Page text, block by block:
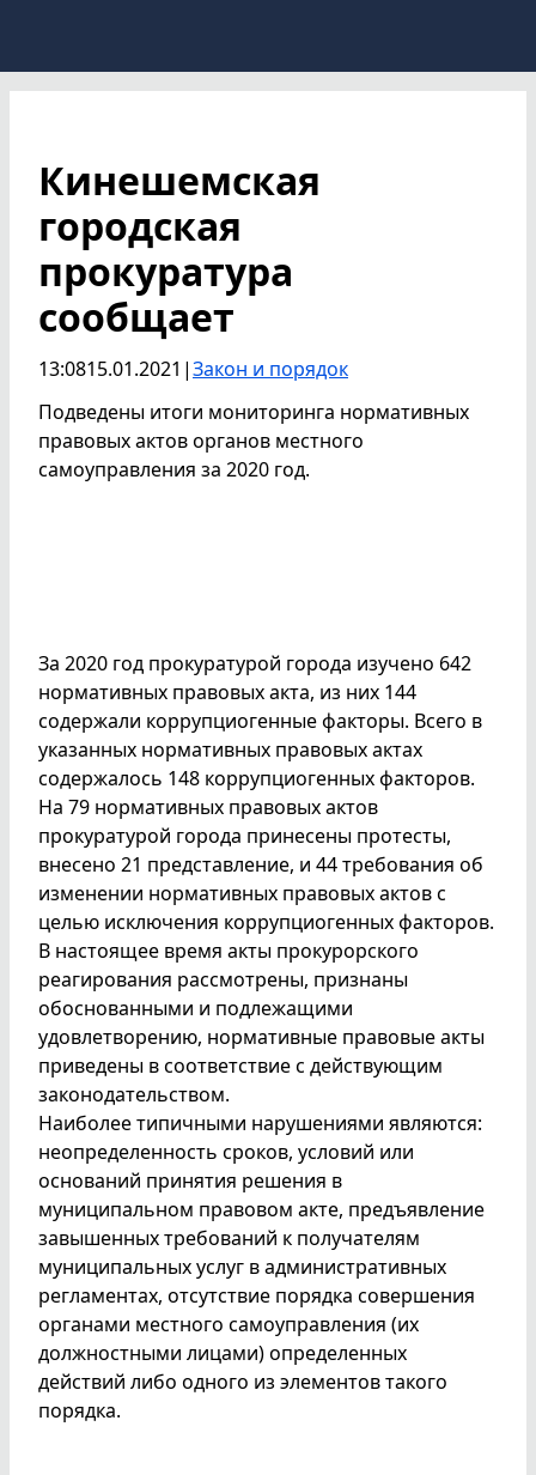
Кинешемская
городская
прокуратура
сообщает
13:0815.01.2021 |Закон и порядок
Подведены итоги мониторинга нормативных
правовых актов органов местного
самоуправления за 2020 год.
За 2020 год прокуратурой города изучено 642
нормативных правовых акта, из них 144
содержали коррупциогенные факторы. Всего в
указанных нормативных правовых актах
содержалось 148 коррупциогенных факторов.
На 79 нормативных правовых актов
прокуратурой города принесены протесты,
внесено 21 представление, и 44 требования об
изменении нормативных правовых актов с
целью исключения коррупциогенных факторов.
В настоящее время акты прокурорского
реагирования рассмотрены, признаны
обоснованными и подлежащими
удовлетворению, нормативные правовые акты
приведены в соответствие с действующим
законодательством.
Наиболее типичными нарушениями являются:
неопределенность сроков, условий или
оснований принятия решения в
муниципальном правовом акте, предъявление
завышенных требований к получателям
муниципальных услуг в административных
регламентах, отсутствие порядка совершения
органами местного самоуправления (их
должностными лицами) определенных
действий либо одного из элементов такого
порядка.